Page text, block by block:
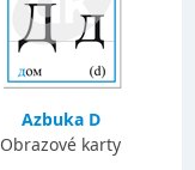
Azbuka D
Obrazové karty